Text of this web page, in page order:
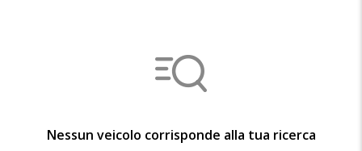
Nessun veicolo corrisponde alla tua ricerca